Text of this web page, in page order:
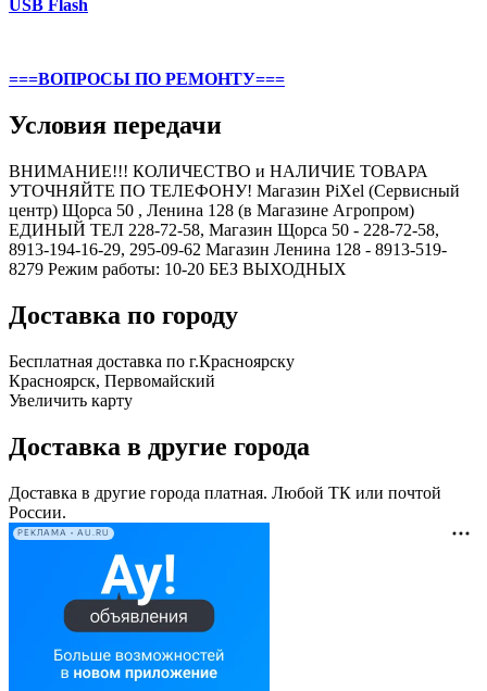
USB Flash
===ВОПРОСЫ ПО РЕМОНТУ===
Условия передачи
ВНИМАНИЕ!!! КОЛИЧЕСТВО и НАЛИЧИЕ ТОВАРА
УТОЧНЯЙТЕ ПО ТЕЛЕФОНУ! Магазин PiXel (Сервисный
центр) Щорса 50 , Ленина 128 (в Магазине Агропром)
ЕДИНЫЙ ТЕЛ 228-72-58, Магазин Щорса 50 - 228-72-58,
8913-194-16-29, 295-09-62 Магазин Ленина 128 - 8913-519-
8279 Режим работы: 10-20 БЕЗ ВЫХОДНЫХ
Доставка по городу
Бесплатная доставка по г.Красноярску
Красноярск, Первомайский
Увеличить карту
Доставка в другие города
Доставка в другие города платная. Любой ТК или почтой
России.
РЕКЛАМА • AU.RU